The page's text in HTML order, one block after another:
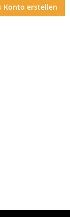
Konto erstellen